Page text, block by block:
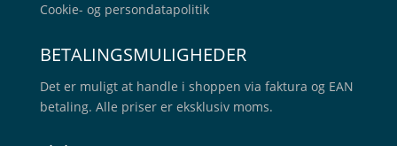
Cookie- og persondatapolitik
BETALINGSMULIGHEDER
Det er muligt at handle i shoppen via faktura og EAN
betaling. Alle priser er eksklusiv moms.